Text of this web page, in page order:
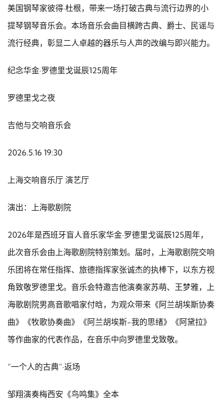
美国钢琴家彼得·杜根，带来一场打破古典与流行边界的小
提琴钢琴音乐会。本场音乐会曲目横跨古典、爵士、民谣与
流行经典，彰显二人卓越的器乐与人声的改编与即兴能力。
纪念华金·罗德里戈诞辰125周年
罗德里戈之夜
吉他与交响音乐会
2026.5.16 19:30
上海交响音乐厅 演艺厅
演出：上海歌剧院
2026年是西班牙盲人音乐家华金·罗德里戈诞辰125周年，
此次音乐会由上海歌剧院特别策划。届时，上海歌剧院交响
乐团将在常任指挥、旅德指挥家张诚杰的执棒下，以东方视
角致敬罗德里戈。音乐会特邀吉他演奏家苏萌、王梦雅，上
海歌剧院男高音歌唱家付晗，为观众带来《阿兰胡埃斯协奏
曲》《牧歌协奏曲》《阿兰胡埃斯-我的思绪》《阿黛拉》
等作曲家的代表作品，在音乐中向罗德里戈致敬。
“一个人的古典”·返场
邹翔演奏梅西安《鸟鸣集》全本